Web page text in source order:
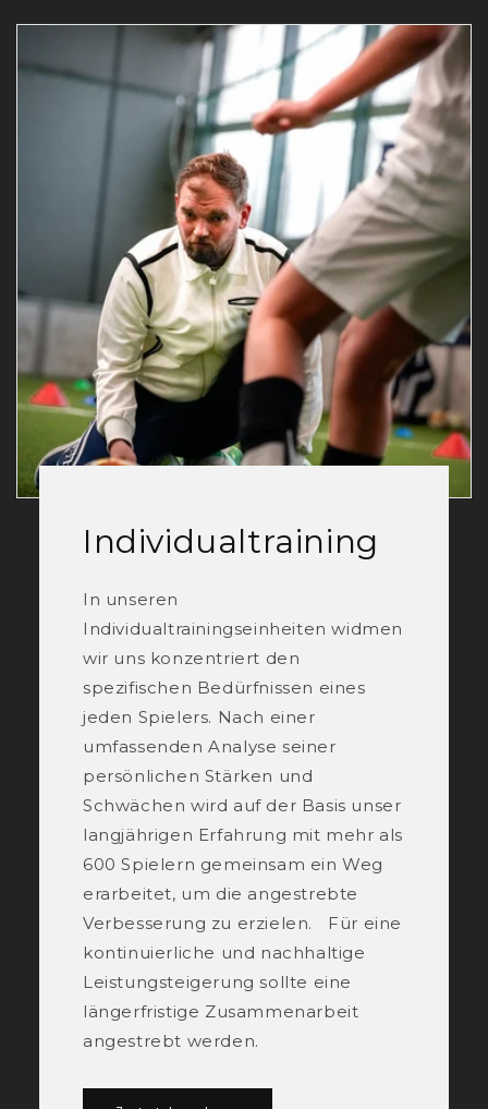
Individualtraining
In unseren
Individualtrainingseinheiten widmen
wir uns konzentriert den
spezifischen Bedürfnissen eines
jeden Spielers. Nach einer
umfassenden Analyse seiner
persönlichen Stärken und
Schwächen wird auf der Basis unser
langjährigen Erfahrung mit mehr als
600 Spielern gemeinsam ein Weg
erarbeitet, um die angestrebte
Verbesserung zu erzielen. Für eine
kontinuierliche und nachhaltige
Leistungsteigerung sollte eine
längerfristige Zusammenarbeit
angestrebt werden.